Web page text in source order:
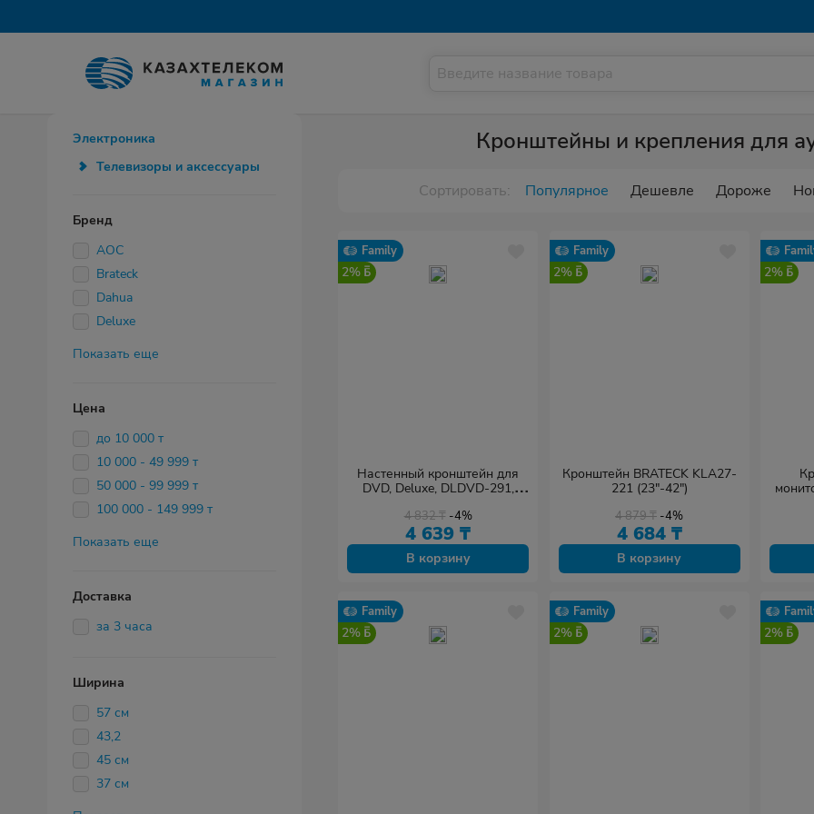
Электроника
Телевизоры и аксессуары
Бренд
AOC
Brateck
Dahua
Deluxe
Показать еще
Цена
до 10 000 т
10 000 - 49 999 т
50 000 - 99 999 т
100 000 - 149 999 т
Показать еще
Доставка
за 3 часа
Ширина
57 см
43,2
45 см
37 см
Кронштейны и крепления для
Сортировать: Популярное Дешевле Дороже
Family
2%
Настенный кронштейн для
DVD, Deluxe, DLDVD-291,
4 832₸ -4%
4 639 ₸
В корзину
Family
2%
Кронштейн BRATECK KLA27-
221 (23"-42")
4 879₸ -4%
4 684 ₸
В корзину
2%
Family
2%
Family
2% 2%